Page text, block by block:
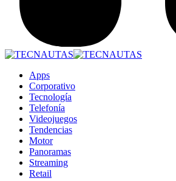
Apps
Corporativo
Tecnología
Telefonía
Videojuegos
Tendencias
Motor
Panoramas
Streaming
Retail